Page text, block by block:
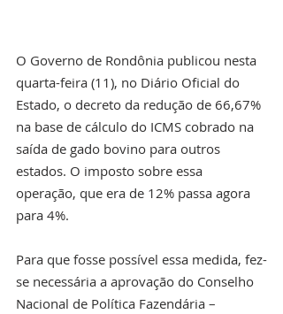
O Governo de Rondônia publicou nesta
quarta-feira (11), no Diário Oficial do
Estado, o decreto da redução de 66,67%
na base de cálculo do ICMS cobrado na
saída de gado bovino para outros
estados. O imposto sobre essa
operação, que era de 12% passa agora
para 4%.
Para que fosse possível essa medida, fez-
se necessária a aprovação do Conselho
Nacional de Política Fazendária –